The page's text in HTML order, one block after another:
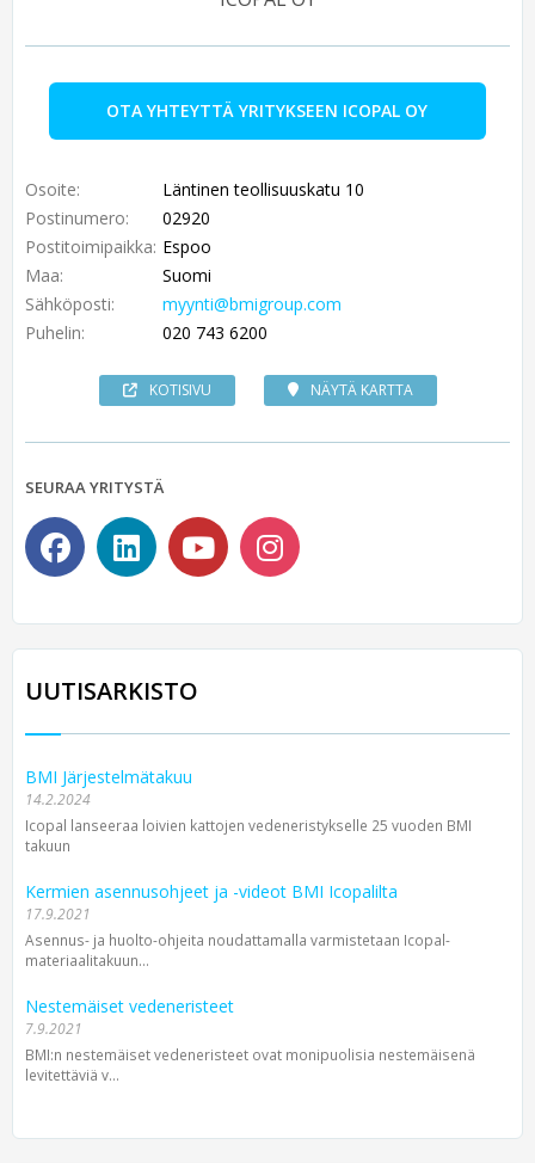
OTA YHTEYTTÄ YRITYKSEEN ICOPAL OY
Osoite:
Läntinen teollisuuskatu 10
Postinumero:
02920
Postitoimipaikka: Espoo
Maa:
Suomi
Sähköposti:
myynti@bmigroup.com
Puhelin:
020 743 6200
KOTISIVU NÄYTÄ KARTTA
SEURAA YRITYSTÄ
UUTISARKISTO
BMI Järjestelmätakuu
14.2.2024
Icopal lanseeraa loivien kattojen vedeneristykselle 25 vuoden BMI
takuun
Kermien asennusohjeet ja -videot BMI Icopalilta
17.9.2021
Asennus- ja huolto-ohjeita noudattamalla varmistetaan Icopal-
materiaalitakuun...
Nestemäiset vedeneristeet
7.9.2021
BMI:n nestemäiset vedeneristeet ovat monipuolisia nestemäisenä
levitettäviä v...